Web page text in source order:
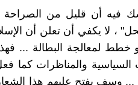
شك فيه أن قليل من
، لا يكفي أن تعلن أن
أو خطط لمعالجة البطالة ...
السياسية والمناظرات كما
... وسف يفتح عليهم هذا